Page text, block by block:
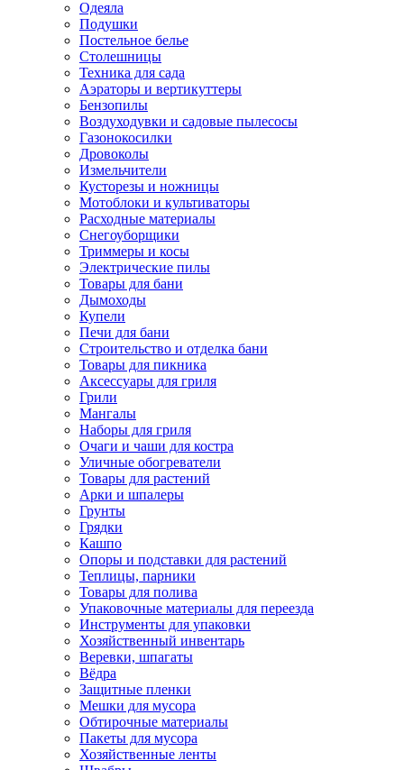
Одеяла
Подушки
Постельное белье
Столешницы
Техника для сада
Аэраторы и вертикуттеры
Бензопилы
Воздуходувки и садовые пылесосы
Газонокосилки
Дровоколы
Измельчители
Кусторезы и ножницы
Мотоблоки и культиваторы
Расходные материалы
Снегоуборщики
Триммеры и косы
Электрические пилы
Товары для бани
Дымоходы
Купели
Печи для бани
Строительство и отделка бани
Товары для пикника
Аксессуары для гриля
Грили
Мангалы
Наборы для гриля
Очаги и чаши для костра
Уличные обогреватели
Товары для растений
Арки и шпалеры
Грунты
Грядки
Кашпо
Опоры и подставки для растений
Теплицы, парники
Товары для полива
Упаковочные материалы для переезда
Инструменты для упаковки
Хозяйственный инвентарь
Веревки, шпагаты
Вёдра
Защитные пленки
Мешки для мусора
Обтирочные материалы
Пакеты для мусора
Хозяйственные ленты